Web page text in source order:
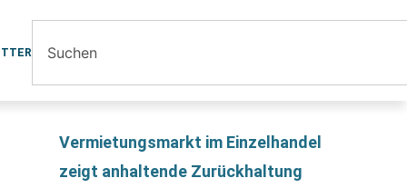
Vermietungsmarkt im Einzelhandel
zeigt anhaltende Zurückhaltung